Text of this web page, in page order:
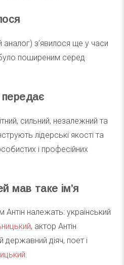
аналог) з’явилося ще у часи
було поширеним серед
передає
сильний, незалежний та
лідерські якості та
і професійних
мав таке ім’я
належать: український
, актор Антін
державний діяч, поет і
.